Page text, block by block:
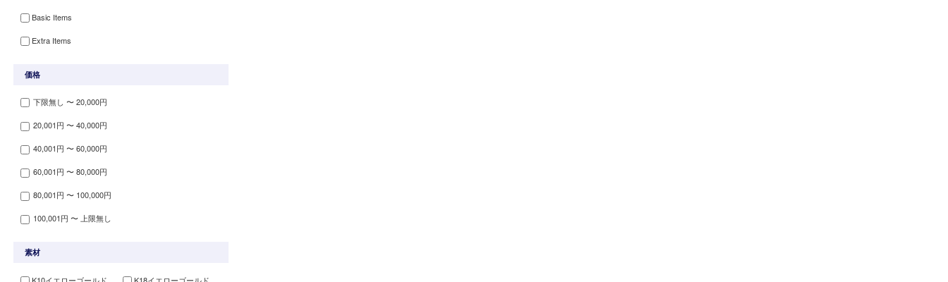
Basic Items
Extra Items
価格
下限無し 〜 20,000円
20,001円 〜 40,000円
40,001円 〜 60,000円
60,001円 〜 80,000円
80,001円 〜 100,000円
100,001円 〜 上限無し
素材
K10イエローゴールド K18イエローゴールド